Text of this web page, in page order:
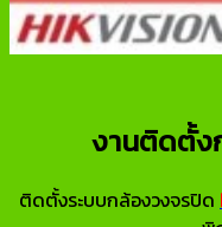
งานติดตั้ง
ติดตั้งระบบกล้องวงจรปิด